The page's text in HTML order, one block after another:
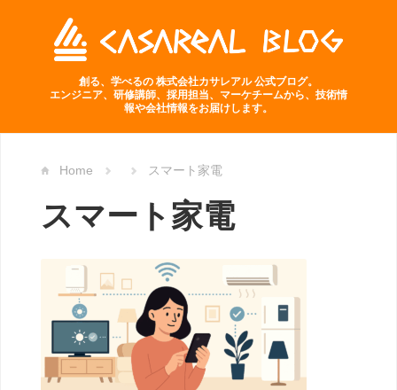
創る、学べるの 株式会社カサレアル 公式ブログ。
エンジニア、研修講師、採用担当、マーケチームから、技術情
報や会社情報をお届けします。
Home スマート家電
スマート家電